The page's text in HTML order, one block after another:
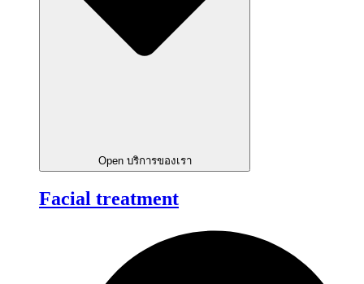
Open บริการของเรา
Facial treatment